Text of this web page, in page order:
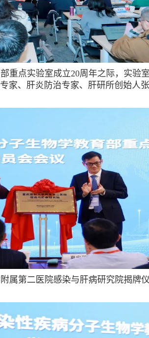
重点实验室成立20周年之际，实
家、肝炎防治专家、肝研所创始
属第二医院感染与肝病研究院揭